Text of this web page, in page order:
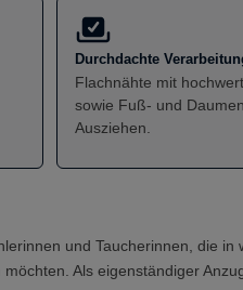
Durchdachte
Flachnähte mit
sowie Fuß- und
Ausziehen.
und Taucherinnen, die
Als eigenständiger